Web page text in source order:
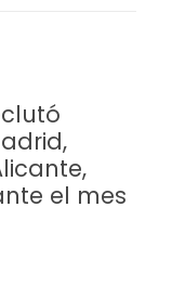
el mes